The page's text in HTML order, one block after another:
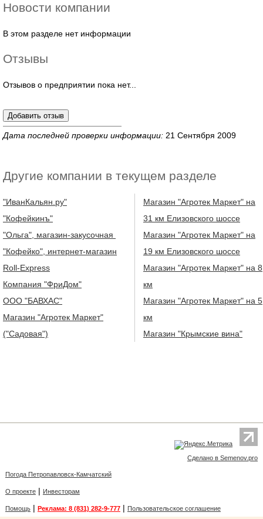
Новости компании
В этом разделе нет информации
Отзывы
Отзывов о предприятии пока нет...
Дата последней проверки информации: 21 Сентября 2009
Другие компании в текущем разделе
"ИванКальян.ру"
"Кофейкинъ"
"Ольга", магазин-закусочная
"Кофейко", интернет-магазин
Roll-Express
Компания "ФриДом"
ООО "БАВХАС"
Магазин "Агротек Маркет"
("Садовая")
Магазин "Агротек Маркет" на
31 км Елизовского шоссе
Магазин "Агротек Маркет" на
19 км Елизовского шоссе
Магазин "Агротек Маркет" на 8
км
Магазин "Агротек Маркет" на 5
км
Магазин "Крымские вина"
Сделано в Semenov.pro
Погода Петропавловск-Камчатский
О проекте| Инвесторам
Помощь| Реклама: 8 (831) 282-9-777| Пользовательское соглашение